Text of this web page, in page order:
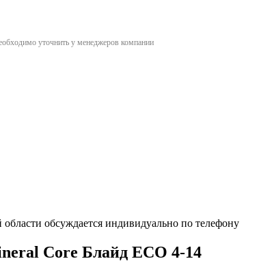
уточнить у менеджеров компании
обсуждается индивидуально по телефону
Core Блайд ECO 4-14